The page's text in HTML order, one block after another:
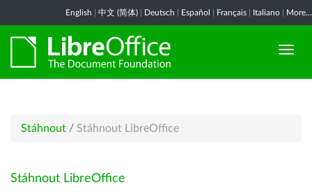
English 中文 (简体) Deutsch Español Français Italiano More...
Stáhnout / Stáhnout LibreOffice
Stáhnout LibreOffice